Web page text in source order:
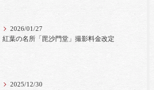
2026/01/27
紅葉の名所「毘沙門堂」撮影料金改定
2025/12/30